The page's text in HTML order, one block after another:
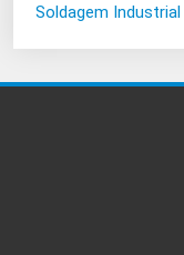
Soldagem Industrial